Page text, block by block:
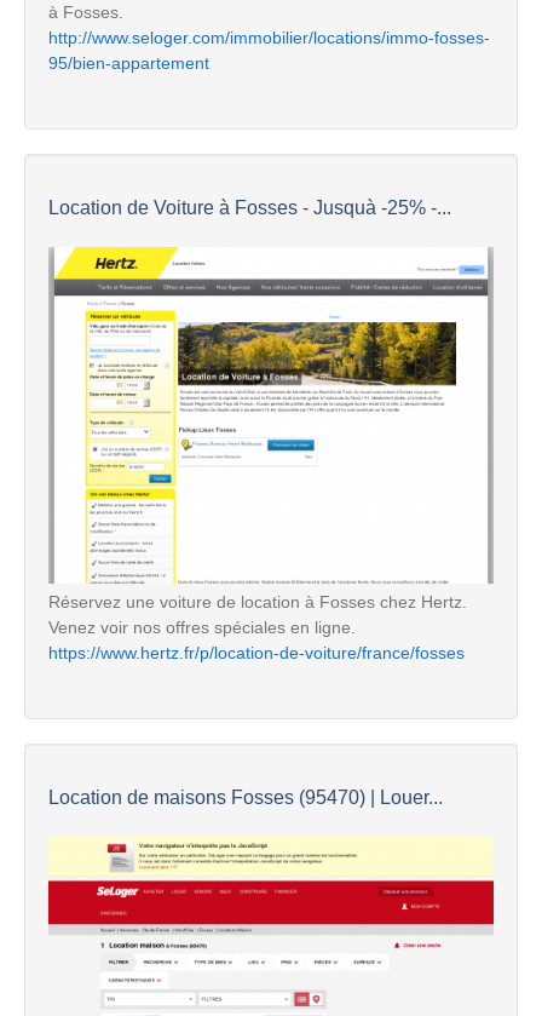
à Fosses.
http://www.seloger.com/immobilier/locations/immo-fosses-
95/bien-appartement
Location de Voiture à Fosses - Jusquà -25% -...
Réservez une voiture de location à Fosses chez Hertz.
Venez voir nos offres spéciales en ligne.
https://www.hertz.fr/p/location-de-voiture/france/fosses
Location de maisons Fosses (95470) | Louer...